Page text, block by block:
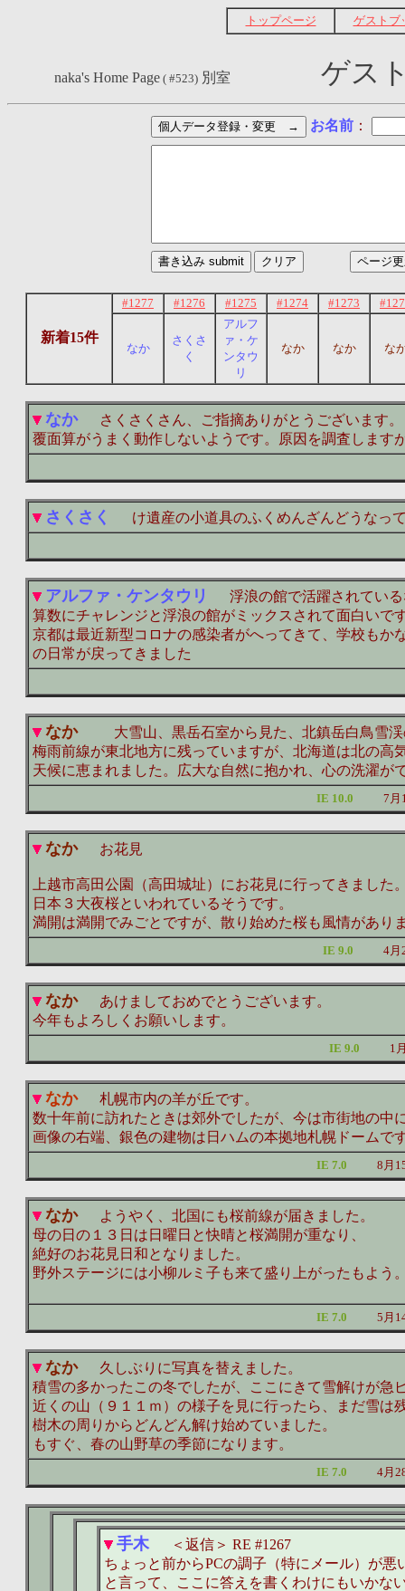
トップページ ゲストブ
naka's Home Page( #523)別室 ゲスト
お名前 ：
新着15件
#1277 #1276 #1275 #1274 #1273
なか
さくさ
く
アルフ
ァ・ケ
ンタウ
リ
なか なか な
なかさくさくさん、ご指摘ありがとうございます。
覆面算がうまく動作しないようです。原因を調査します
さくさく け遺産の小道具のふくめんざんどうなっ
アルファ・ケンタウリ
浮浪の館で活躍されている
算数にチャレンジと浮浪の館がミックスされて面白いで
京都は最近新型コロナの感染者がへってきて、学校もか
の日常が戻ってきました
なか大雪山、黒岳石室から見た、北鎮岳白鳥雪渓
梅雨前線が東北地方に残っていますが、北海道は北の高
天候に恵まれました。広大な自然に抱かれ、心の洗濯が
IE 10.0 7
なかお花見
上越市高田公園（高田城址）にお花見に行ってきました
日本３大夜桜といわれているそうです。
満開は満開でみごとですが、散り始めた桜も風情があり
IE 9.0 4
なかあけましておめでとうございます。
今年もよろしくお願いします。
IE 9.0 1
なか札幌市内の羊が丘です。
数十年前に訪れたときは郊外でしたが、今は市街地の中
画像の右端、銀色の建物は日ハムの本拠地札幌ドームで
IE 7.0 8月
なかようやく、北国にも桜前線が届きました。
母の日の１３日は日曜日と快晴と桜満開が重なり、
絶好のお花見日和となりました。
野外ステージには小柳ルミ子も来て盛り上がったもよう
IE 7.0 5月
なか久しぶりに写真を替えました。
積雪の多かったこの冬でしたが、ここにきて雪解けが急
近くの山（９１１ｍ）の様子を見に行ったら、まだ雪は
樹木の周りからどんどん解け始めていました。
もすぐ、春の山野草の季節になります。
IE 7.0 4月
手木＜返信＞ RE #1267
ちょっと前からPCの調子（特にメール）が
と言って、ここに答えを書くわけにもいかな